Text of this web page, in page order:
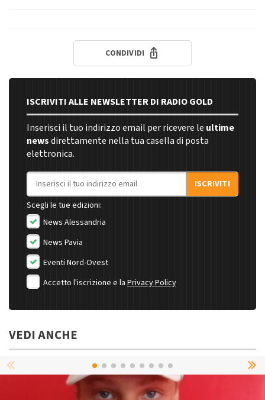
CONDIVIDI
ISCRIVITI ALLE NEWSLETTER DI RADIO GOLD
Inserisci il tuo indirizzo email per ricevere le ultime
newsdirettamente nella tua casella di posta
elettronica.
Indirizzo email
ISCRIVITI
Scegli le tue edizioni:
News Alessandria
News Pavia
Eventi Nord-Ovest
Accetto l'iscrizione e la Privacy Policy
VEDI ANCHE